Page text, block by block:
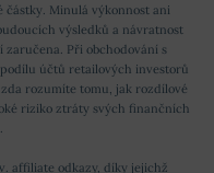
částky. Minulá výkonnost ani
výsledků a návratnost
Při obchodování s
účtů retailových investorů
rozumíte tomu, jak rozdílové
riziko ztráty svých finančních
affiliate odkazy, díky jejichž